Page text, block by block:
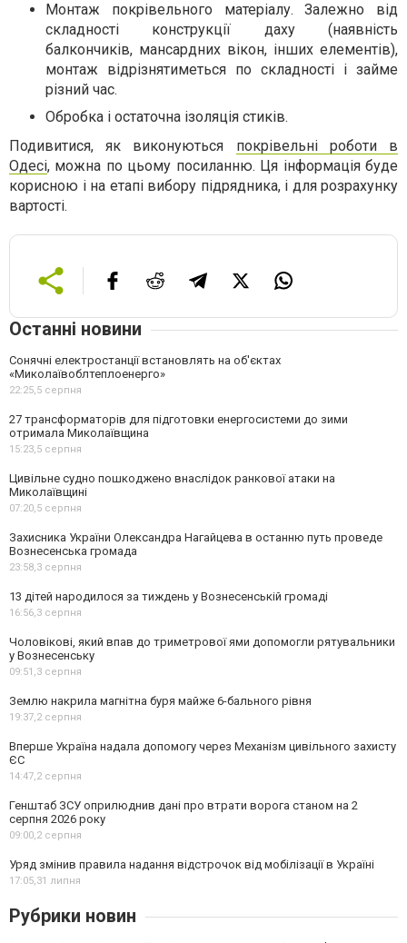
Монтаж покрівельного матеріалу. Залежно від
складності конструкції даху (наявність
балкончиків, мансардних вікон, інших елементів),
монтаж відрізнятиметься по складності і займе
різний час.
Обробка і остаточна ізоляція стиків.
Подивитися, як виконуються покрівельні роботи в
Одесі, можна по цьому посиланню. Ця інформація буде
корисною і на етапі вибору підрядника, і для розрахунку
вартості.
Останні новини
Сонячні електростанції встановлять на об'єктах
«Миколаївоблтеплоенерго»
22:25,5 серпня
27 трансформаторів для підготовки енергосистеми до зими
отримала Миколаївщина
15:23,5 серпня
Цивільне судно пошкоджено внаслідок ранкової атаки на
Миколаївщині
07:20,5 серпня
Захисника України Олександра Нагайцева в останню путь проведе
Вознесенська громада
23:58,3 серпня
13 дітей народилося за тиждень у Вознесенській громаді
16:56,3 серпня
Чоловікові, який впав до триметрової ями допомогли рятувальники
у Вознесенську
09:51,3 серпня
Землю накрила магнітна буря майже 6-бального рівня
19:37,2 серпня
Вперше Україна надала допомогу через Механізм цивільного захисту
ЄС
14:47,2 серпня
Генштаб ЗСУ оприлюднив дані про втрати ворога станом на 2
серпня 2026 року
09:00,2 серпня
Уряд змінив правила надання відстрочок від мобілізації в Україні
17:05,31 липня
Рубрики новин